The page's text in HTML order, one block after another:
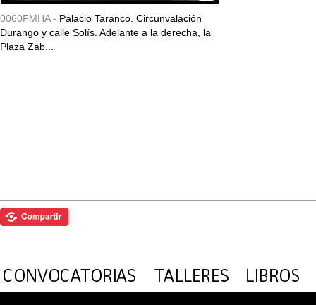
0060FMHA - Palacio Taranco. Circunvalación
Durango y calle Solís. Adelante a la derecha, la
Plaza Zab...